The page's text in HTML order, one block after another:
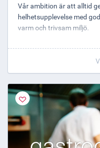
Vår ambition är att alltid
helhetsupplevelse med
varm och trivsam miljö.